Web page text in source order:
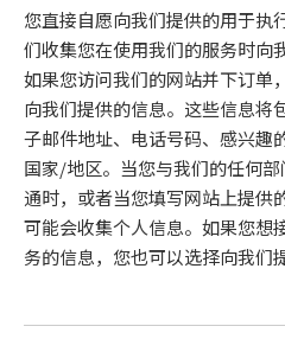
您直接自愿向我们提供的用于执
们收集您在使用我们的服务时向
如果您访问我们的网站并下订单
向我们提供的信息。这些信息将
子邮件地址、电话号码、感兴趣
国家/地区。当您与我们的任何
通时，或者当您填写网站上提供
可能会收集个人信息。如果您想
务的信息，您也可以选择向我们